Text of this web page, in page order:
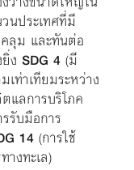
นประเทศที่มี
ลุม และทันต่อ
ง SDG 4(มี
เท่าเทียมระหว่าง
แลการบริโภค
รับมือการ
14(การใช้
งทะเล)